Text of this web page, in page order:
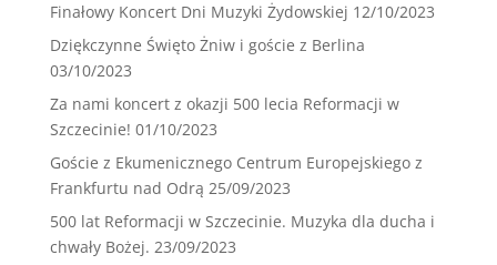
Finałowy Koncert Dni Muzyki Żydowskiej 12/10/2023
Dziękczynne Święto Żniw i goście z Berlina
03/10/2023
Za nami koncert z okazji 500 lecia Reformacji w
Szczecinie! 01/10/2023
Goście z Ekumenicznego Centrum Europejskiego z
Frankfurtu nad Odrą 25/09/2023
500 lat Reformacji w Szczecinie. Muzyka dla ducha i
chwały Bożej. 23/09/2023